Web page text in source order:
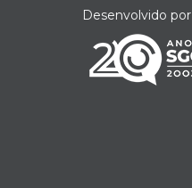
Desenvolvido por